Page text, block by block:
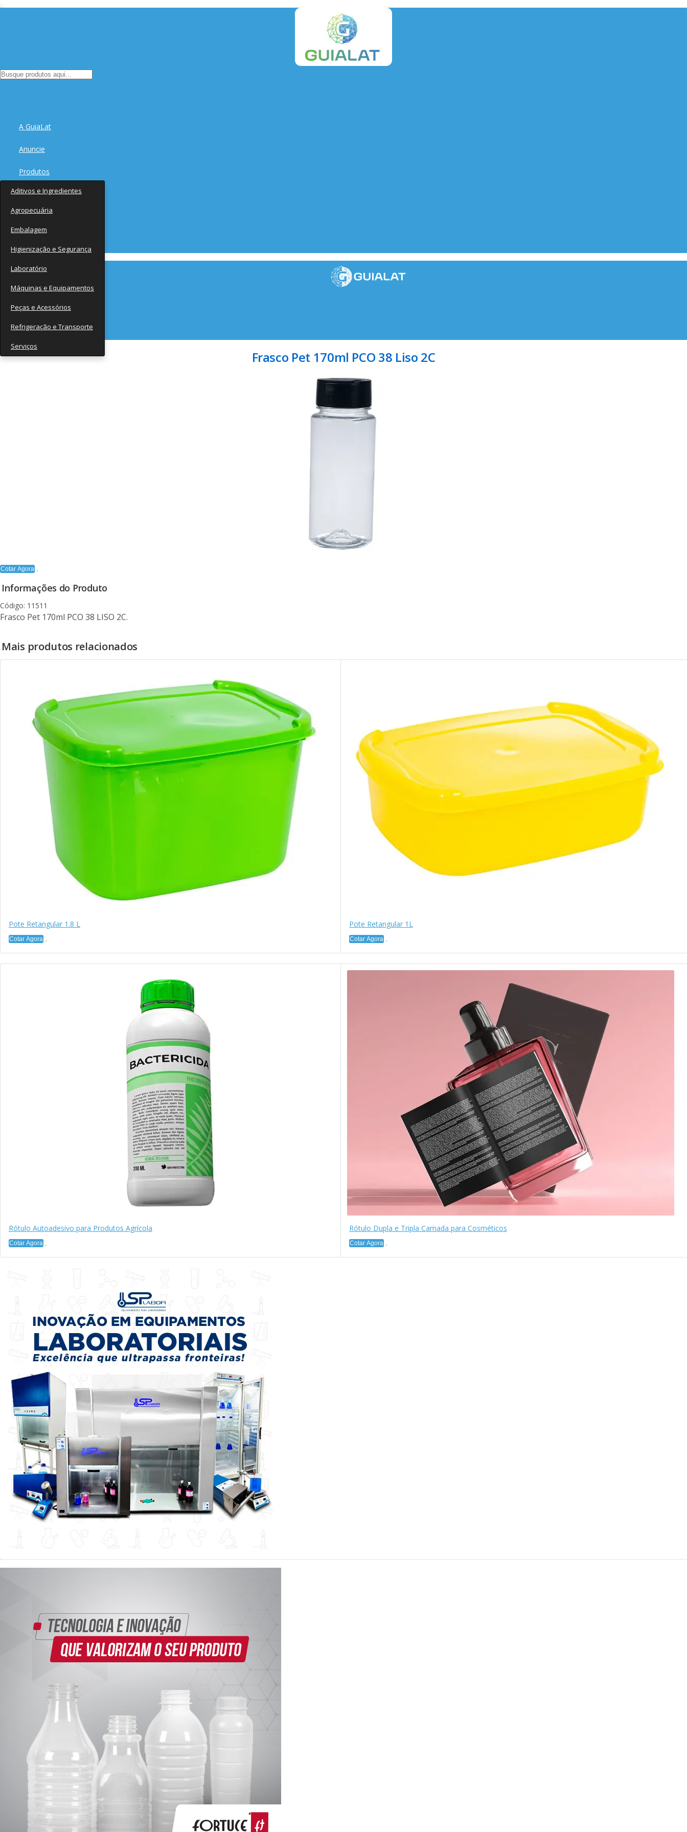
A GuiaLat
Anuncie
Produtos
Aditivos e Ingredientes
Agropecuária
Embalagem
Higienização e Segurança
Laboratório
Máquinas e Equipamentos
Peças e Acessórios
Refrigeração e Transporte
Serviços
Fornecedores
Notícias
Frasco Pet 170ml PCO 38 Liso 2C
Cotar Agora
Informações do Produto
Código: 11511
Frasco Pet 170ml PCO 38 LISO 2C.
Mais produtos relacionados
Pote Retangular 1.8 L
Cotar Agora
Pote Retangular 1L
Cotar Agora
Rótulo Autoadesivo para Produtos Agrícola
Cotar Agora
Rótulo Dupla e Tripla Camada para Cosméticos
Cotar Agora